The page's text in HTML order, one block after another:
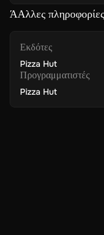
ΆΑλλες πληροφορίες
Εκδότες
Pizza Hut
Προγραμματιστές
Pizza Hut